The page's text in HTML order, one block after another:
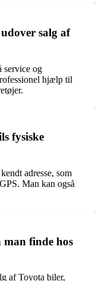
salg af
service og
hjælp til
fysiske
adresse, som
Man kan også
finde hos
af Toyota biler,